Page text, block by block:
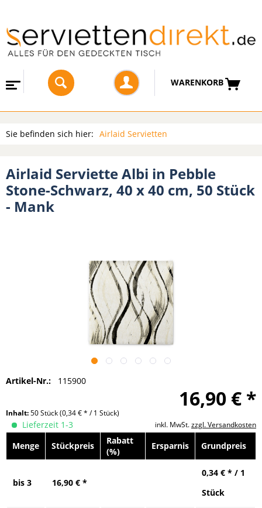
WARENKORB
Sie befinden sich hier: Airlaid Servietten
Airlaid Serviette Albi in Pebble
Stone-Schwarz, 40 x 40 cm, 50 Stück
- Mank
Artikel-Nr.: 115900
16,90 € *
Inhalt:50 Stück(0,34 € * / 1 Stück)
inkl. MwSt.zzgl. Versandkosten
Lieferzeit 1-3
Menge
Stückpreis
Rabatt
(%)
Ersparnis Grundpreis
bis 3 16,90 € *
0,34 € * / 1
Stück